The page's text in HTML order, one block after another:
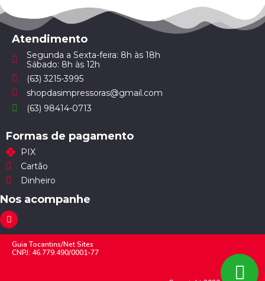
Atendimento
Segunda a Sexta-feira: 8h às 18h
Sábado: 8h às 12h
(63) 3215-3995
shopdasimpressoras@gmail.com
(63) 98414-0713
Formas de pagamento
PIX
Cartão
Dinheiro
Nos acompanhe
Guia Tocantins/Net Sites
CNPJ: 46.779.490/0001-77